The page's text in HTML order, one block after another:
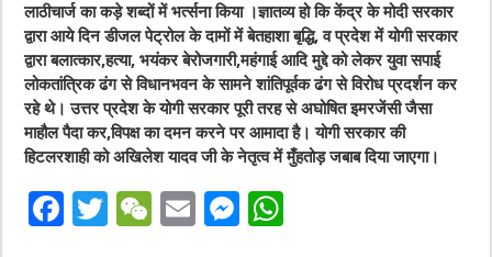
लाठीचार्ज का कड़े शब्दों में भर्त्सना किया ।ज्ञातव्य हो कि केंद्र के मोदी सरकार
द्वारा आये दिन डीजल पेट्रोल के दामों में बेतहाशा बृद्धि, व प्रदेश में योगी सरकार
द्वारा बलात्कार,हत्या, भयंकर बेरोजगारी,महंगाई आदि मुद्दे को लेकर युवा सपाई
लोकतांत्रिक ढंग से विधानभवन के सामने शांतिपूर्वक ढंग से विरोध प्रदर्शन कर
रहे थे। उत्तर प्रदेश के योगी सरकार पूरी तरह से अघोषित इमरजेंसी जैसा
माहौल पैदा कर,विपक्ष का दमन करने पर आमादा है। योगी सरकार की
हिटलरशाही को अखिलेश यादव जी के नेतृत्व में मुँहतोड़ जबाब दिया जाएगा।
F
T
W E
M